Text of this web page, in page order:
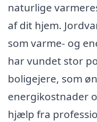
naturlige
af dit hjem.
som varme- og
har vundet stor
boligejere, som
energikostnader
hjælp fra